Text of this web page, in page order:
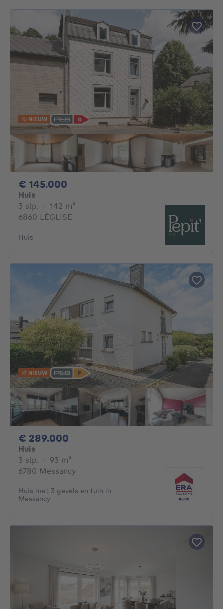
NIEUW
€ 145.000
Huis
3 slp. 3 slaapkamers
· 142 m²
6860 LÉGLISE
Huis
NIEUW
€ 289.000
Huis
3 slp. 3 slaapkamers
· 93 m²
6780 Messancy
Huis met 3 gevels en tuin in
Messancy